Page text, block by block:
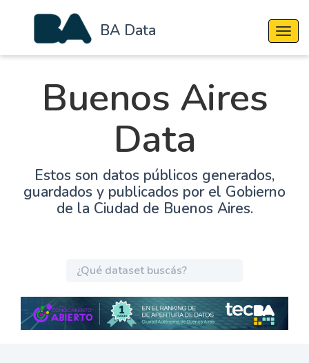
BA Data
Buenos Aires
Data
Estos son datos públicos generados,
guardados y publicados por el Gobierno
de la Ciudad de Buenos Aires.